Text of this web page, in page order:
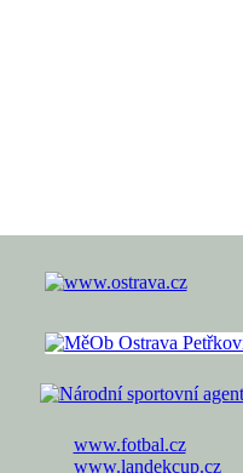
www.fotbal.cz
www.landekcup.cz